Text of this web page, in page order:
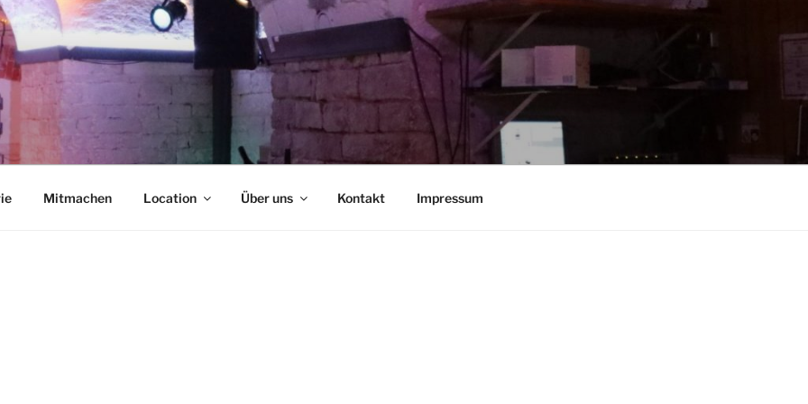
Mitmachen Location Über uns Kontakt Impressum